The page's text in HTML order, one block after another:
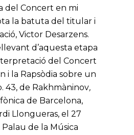
del Concert en mi
la batuta del titular i
Victor Desarzens.
d’aquesta etapa
del Concert
i la Rapsòdia sobre un
43, de Rakhmàninov,
de Barcelona,
Llongueras, el 27
Palau de la Música